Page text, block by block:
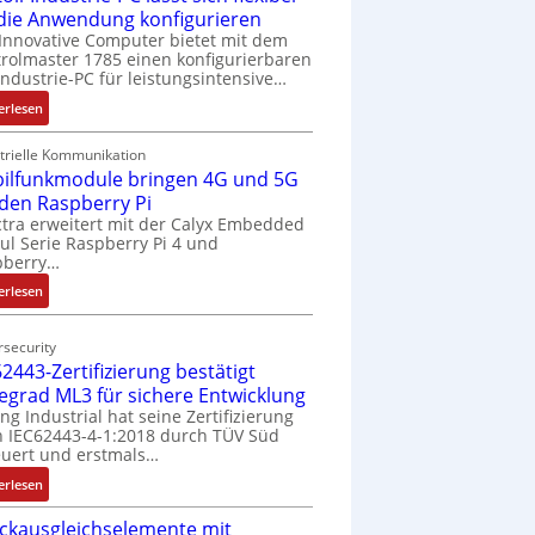
Anwendung konfigurieren
Computer bietet mit dem
1785 einen konfigurierbaren
PC für leistungsintensive…
:
1
9
-
Z
o
l
l
-
I
d
u
s
t
r
i
e
Kommunikation
bringen 4G und 5G
Raspberry Pi
erweitert mit der Calyx Embedded
Serie Raspberry Pi 4 und
:
M
b
i
l
f
u
n
k
Zertifizierung bestätigt
ML3 für sichere Entwicklung
Industrial hat seine Zertifizierung
IEC62443-4-1:2018 durch TÜV Süd
und erstmals…
:
I
E
mit